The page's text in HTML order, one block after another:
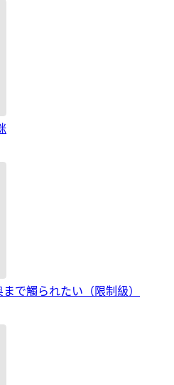
で觸られたい（限制級）